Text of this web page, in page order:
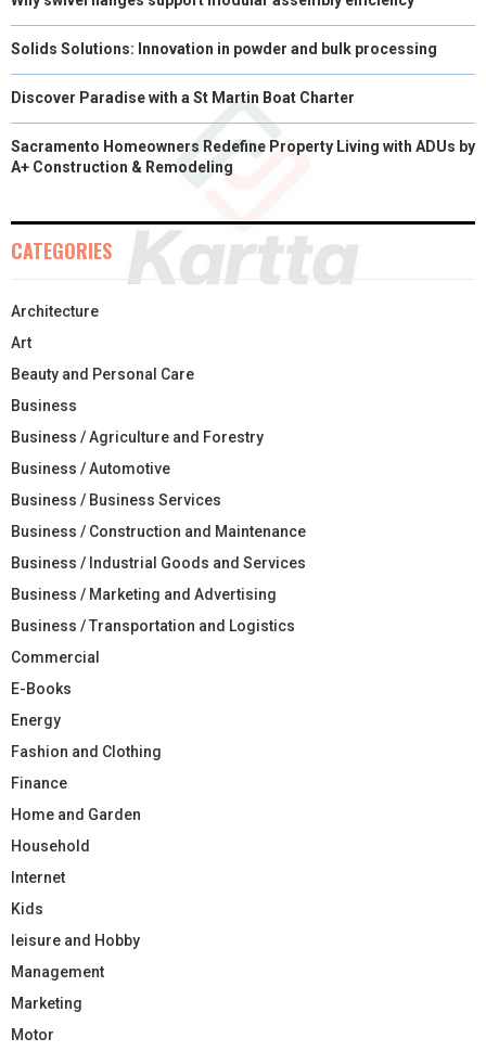
Solids Solutions: Innovation in powder and bulk processing
Discover Paradise with a St Martin Boat Charter
Sacramento Homeowners Redefine Property Living with ADUs by
A+ Construction & Remodeling
CATEGORIES
Architecture
Art
Beauty and Personal Care
Business
Business / Agriculture and Forestry
Business / Automotive
Business / Business Services
Business / Construction and Maintenance
Business / Industrial Goods and Services
Business / Marketing and Advertising
Business / Transportation and Logistics
Commercial
E-Books
Energy
Fashion and Clothing
Finance
Home and Garden
Household
Internet
Kids
leisure and Hobby
Management
Marketing
Motor